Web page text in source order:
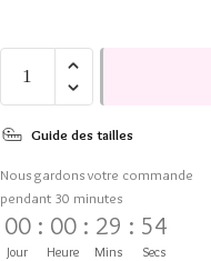
Guide des tailles
Nous gardons votre commande
pendant 30 minutes
00
Jour
: 00
Heure
: 29
Mins
: 54
Secs